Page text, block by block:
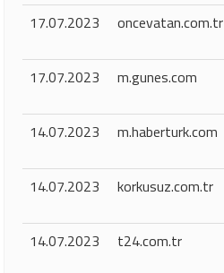
17.07.2023
oncevatan.com.tr
17.07.2023
m.gunes.com
14.07.2023
m.haberturk.com
14.07.2023
korkusuz.com.tr
14.07.2023
t24.com.tr